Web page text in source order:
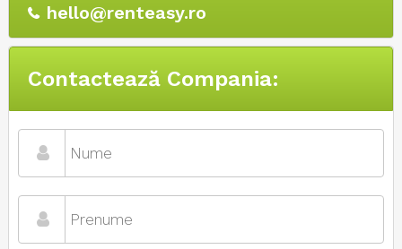
hello@renteasy.ro
Contactează Compania: